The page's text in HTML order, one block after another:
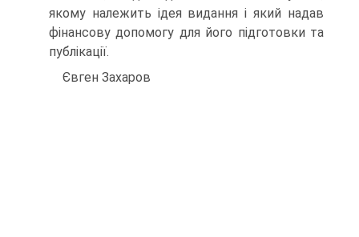
якому належить ідея видання і який надав
фінансову допомогу для його підго­товки та
публікації.
Євген Захаров